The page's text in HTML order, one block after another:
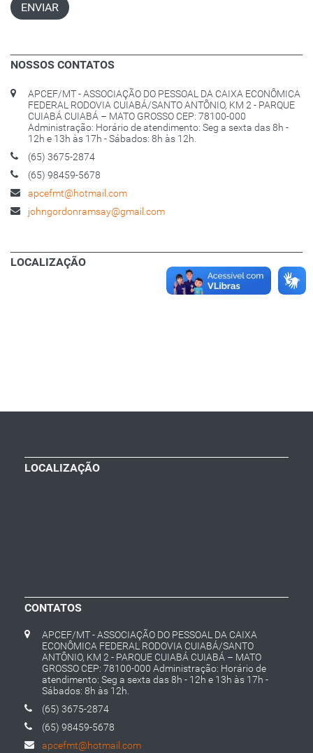
ENVIAR
NOSSOS CONTATOS
APCEF/MT - ASSOCIAÇÃO DO PESSOAL DA CAIXA ECONÔMICA
FEDERAL RODOVIA CUIABÁ/SANTO ANTÔNIO, KM 2 - PARQUE
CUIABÁ CUIABÁ – MATO GROSSO CEP: 78100-000
Administração: Horário de atendimento: Seg a sexta das 8h -
12h e 13h às 17h - Sábados: 8h às 12h.
(65) 3675-2874
(65) 98459-5678
apcefmt@hotmail.com
johngordonramsay@gmail.com
LOCALIZAÇÃO
LOCALIZAÇÃO
CONTATOS
APCEF/MT - ASSOCIAÇÃO DO PESSOAL DA CAIXA
ECONÔMICA FEDERAL RODOVIA CUIABÁ/SANTO
ANTÔNIO, KM 2 - PARQUE CUIABÁ CUIABÁ – MATO
GROSSO CEP: 78100-000 Administração: Horário de
atendimento: Seg a sexta das 8h - 12h e 13h às 17h -
Sábados: 8h às 12h.
(65) 3675-2874
(65) 98459-5678
apcefmt@hotmail.com